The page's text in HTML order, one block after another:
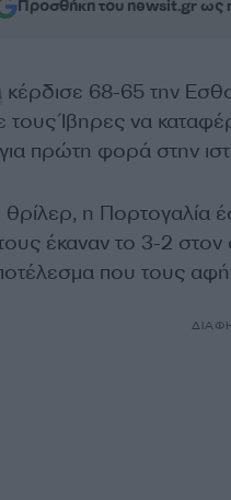
Προσθήκη του newsit.gr ως
κέρδισε 68-65 την
τους Ίβηρες να
πρώτη φορά στην
θρίλερ, η Πορτογαλία
έκαναν το 3-2
που τους